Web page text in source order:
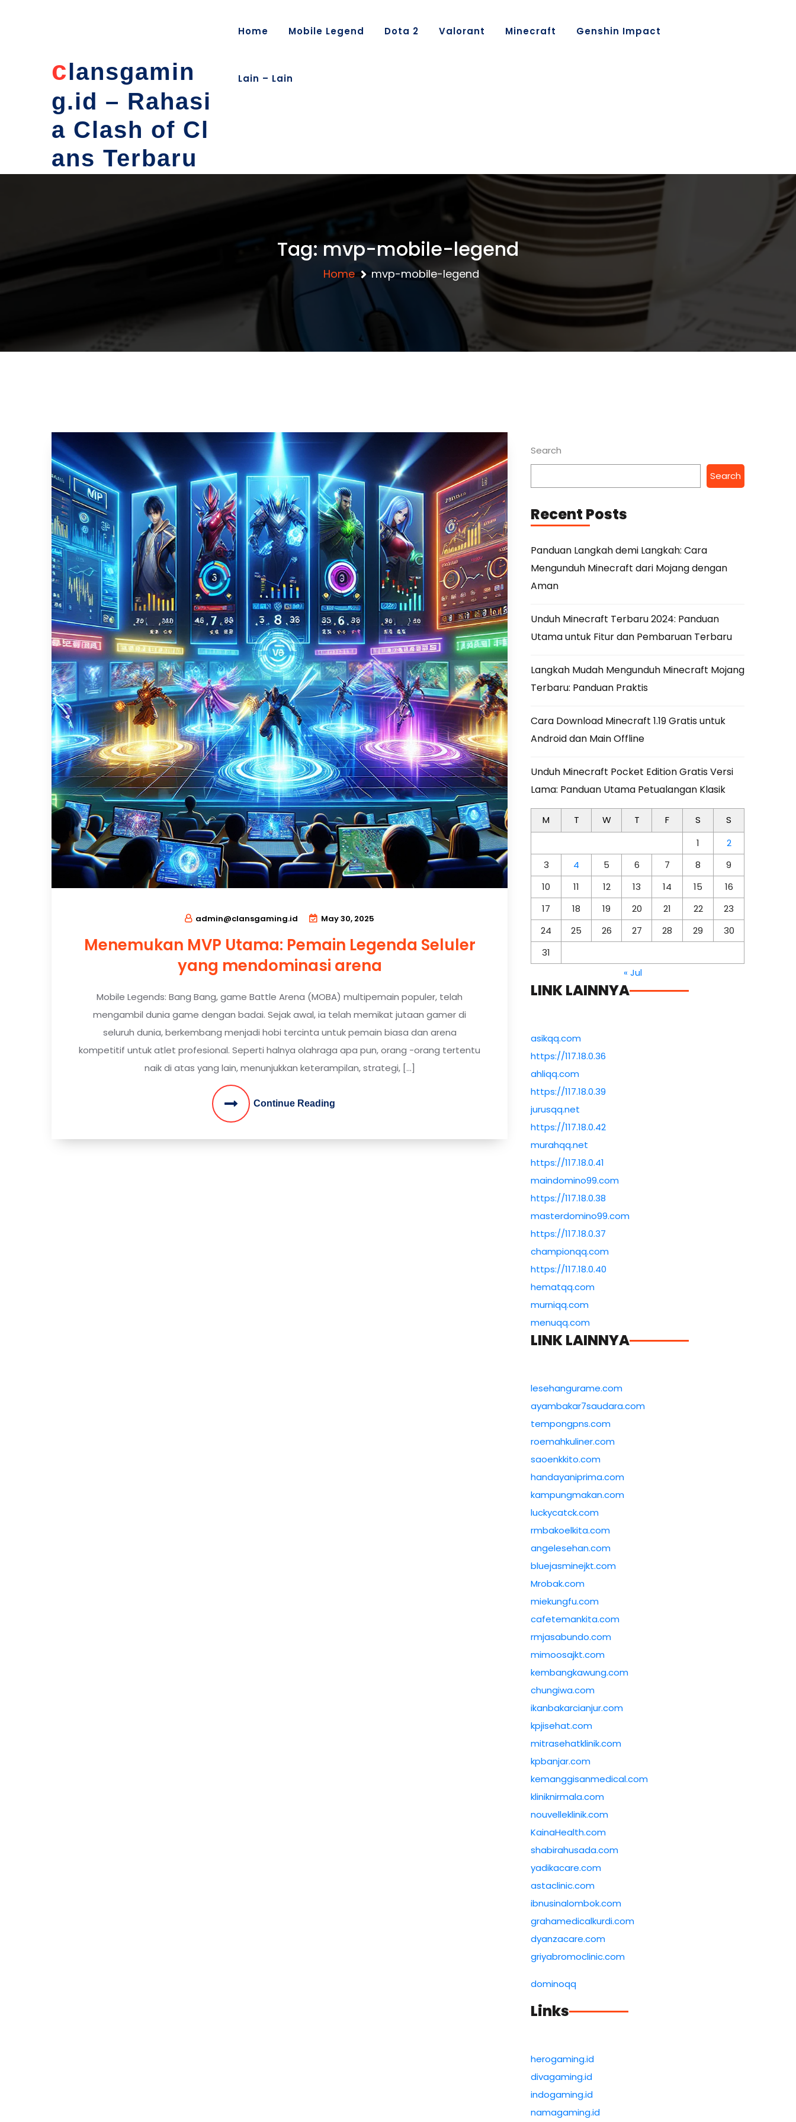
clansgamin
g.id – Rahasi
a Clash of Cl
ans Terbaru
Home Mobile Legend Dota 2 Valorant Minecraft Genshin Impact
Lain – Lain
Tag:mvp-mobile-legend
Home mvp-mobile-legend
admin@clansgaming.id May 30, 2025
Menemukan MVP Utama: Pemain Legenda Seluler
yang mendominasi arena
Mobile Legends: Bang Bang, game Battle Arena (MOBA) multipemain populer, telah
mengambil dunia game dengan badai. Sejak awal, ia telah memikat jutaan gamer di
seluruh dunia, berkembang menjadi hobi tercinta untuk pemain biasa dan arena
kompetitif untuk atlet profesional. Seperti halnya olahraga apa pun, orang -orang tertentu
naik di atas yang lain, menunjukkan keterampilan, strategi, […]
Continue Reading
Search
Search
Recent Posts
Panduan Langkah demi Langkah: Cara
Mengunduh Minecraft dari Mojang dengan
Aman
Unduh Minecraft Terbaru 2024: Panduan
Utama untuk Fitur dan Pembaruan Terbaru
Langkah Mudah Mengunduh Minecraft Mojang
Terbaru: Panduan Praktis
Cara Download Minecraft 1.19 Gratis untuk
Android dan Main Offline
Unduh Minecraft Pocket Edition Gratis Versi
Lama: Panduan Utama Petualangan Klasik
M T W T F S
S
1
2
3
4 5 6 7 8
9
10
11 12 13 14 15
16
17
18 19 20 21 22
23
24
25 26 27 28 29
30
31
« Jul
LINK LAINNYA
asikqq.com
https://117.18.0.36
ahliqq.com
https://117.18.0.39
jurusqq.net
https://117.18.0.42
murahqq.net
https://117.18.0.41
maindomino99.com
https://117.18.0.38
masterdomino99.com
https://117.18.0.37
championqq.com
https://117.18.0.40
hematqq.com
murniqq.com
menuqq.com
LINK LAINNYA
lesehangurame.com
ayambakar7saudara.com
tempongpns.com
roemahkuliner.com
saoenkkito.com
handayaniprima.com
kampungmakan.com
luckycatck.com
rmbakoelkita.com
angelesehan.com
bluejasminejkt.com
Mrobak.com
miekungfu.com
cafetemankita.com
rmjasabundo.com
mimoosajkt.com
kembangkawung.com
chungiwa.com
ikanbakarcianjur.com
kpjisehat.com
mitrasehatklinik.com
kpbanjar.com
kemanggisanmedical.com
kliniknirmala.com
nouvelleklinik.com
KainaHealth.com
shabirahusada.com
yadikacare.com
astaclinic.com
ibnusinalombok.com
grahamedicalkurdi.com
dyanzacare.com
griyabromoclinic.com
dominoqq
Links
herogaming.id
divagaming.id
indogaming.id
namagaming.id